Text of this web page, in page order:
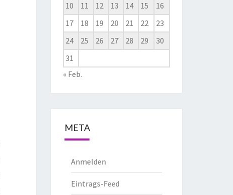
10
11 12 13 14 15
16
17
18 19 20 21 22
23
24
25 26 27 28 29
30
31
« Feb.
META
Anmelden
Eintrags-Feed